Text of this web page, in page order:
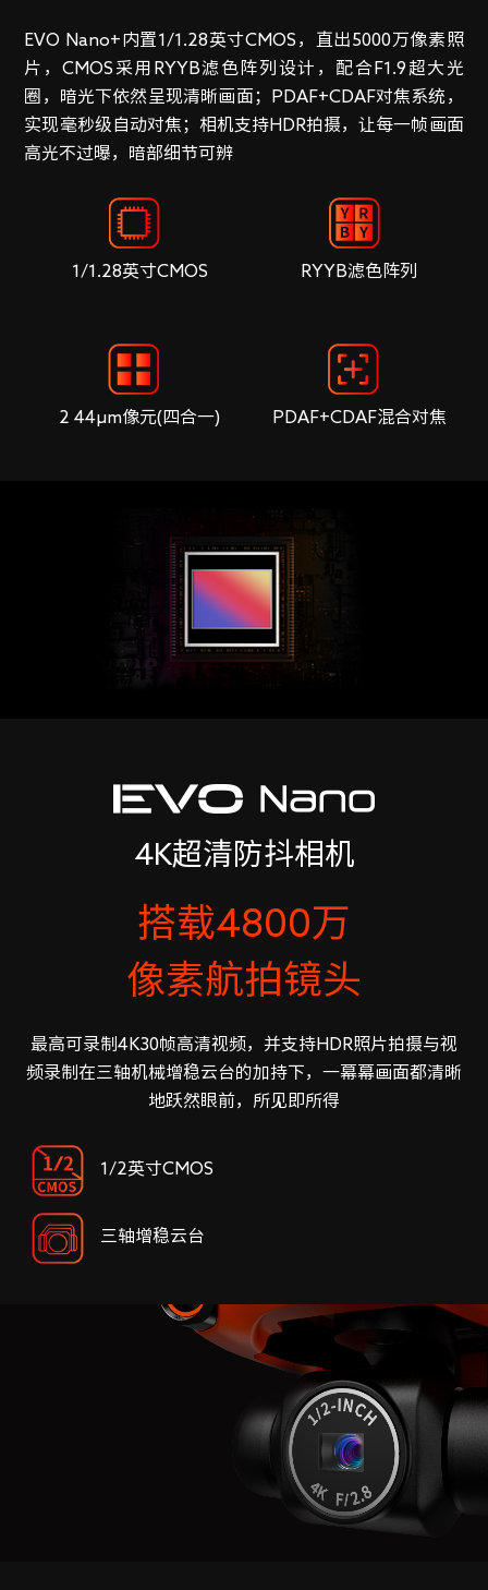
EVO Nano+内置1/1.28英寸CMOS，直出5000万像素照
片，CMOS采用RYYB滤色阵列设计，配合F1.9超大光
圈，暗光下依然呈现清晰画面；PDAF+CDAF对焦系统，
实现毫秒级自动对焦；相机支持HDR拍摄，让每一帧画面
高光不过曝，暗部细节可辨
1/1.28英寸CMOS RYYB滤色阵列
2 44µm像元(四合一) PDAF+CDAF混合对焦
4K超清防抖相机
搭载4800万
像素航拍镜头
最高可录制4K30帧高清视频，并支持HDR照片拍摄与视
频录制在三轴机械增稳云台的加持下，一幕幕画面都清晰
地跃然眼前，所见即所得
1/2英寸CMOS
三轴增稳云台